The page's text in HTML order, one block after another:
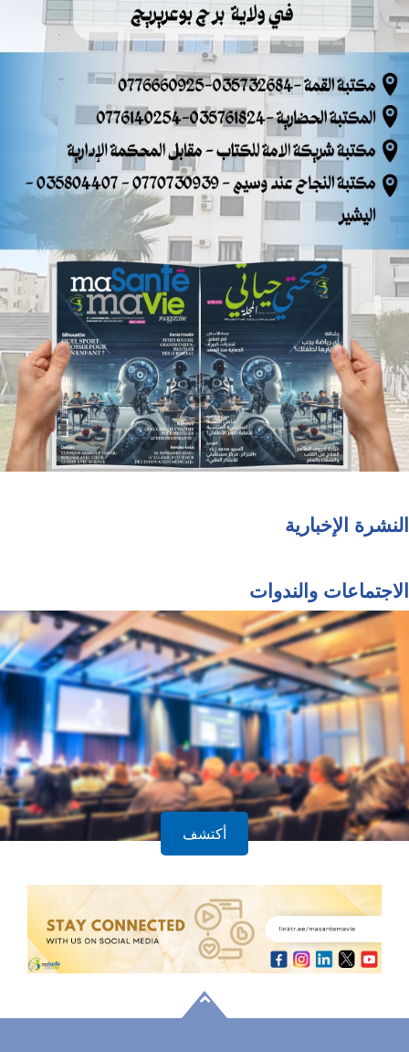
النشرة الإخبارية
الاجتماعات والندوات
أكتشف